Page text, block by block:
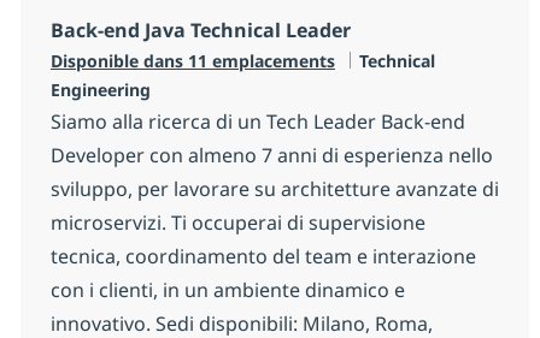
Back-end Java Technical Leader
Disponible dans 11 emplacements Catégorie
Technical
Engineering
Siamo alla ricerca di un Tech Leader Back-end
Developer con almeno 7 anni di esperienza nello
sviluppo, per lavorare su architetture avanzate di
microservizi. Ti occuperai di supervisione
tecnica, coordinamento del team e interazione
con i clienti, in un ambiente dinamico e
innovativo. Sedi disponibili: Milano, Roma,